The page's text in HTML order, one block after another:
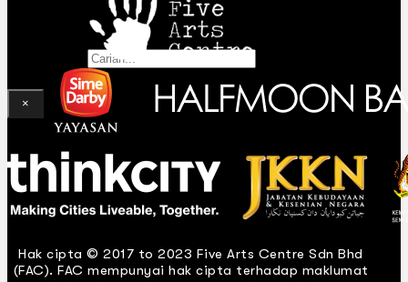
Cari laman web
×
Hak cipta © 2017 to 2023 Five Arts Centre Sdn Bhd
(FAC). FAC mempunyai hak cipta terhadap maklumat